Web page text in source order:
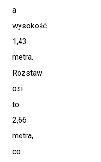
a
wysokość
1,43
metra.
Rozstaw
osi
to
2,66
metra,
co